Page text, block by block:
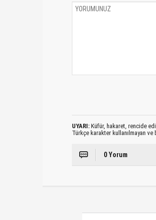
UYARI: Küfür, hakaret, rencide
Türkçe karakter kullanılmayan ve
0 Yorum